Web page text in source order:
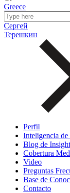
Greece
Сергей
Терешкин
Perfil
Inteligencia
Blog de
Cobertura
Video
Preguntas
Base de
Contacto